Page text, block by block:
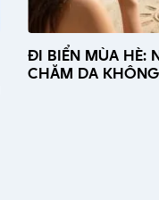
ĐI BIỂN MÙA HÈ:
CHĂM DA